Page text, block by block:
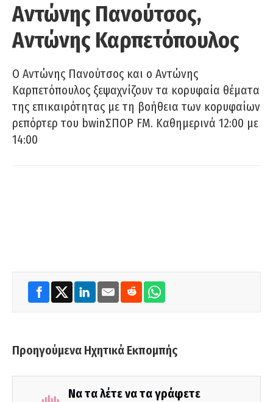
Αντώνης Πανούτσος,
Αντώνης Καρπετόπουλος
Ο Αντώνης Πανούτσος και ο Αντώνης
Καρπετόπουλος ξεψαχνίζουν τα κορυφαία θέματα
της επικαιρότητας με τη βοήθεια των κορυφαίων
ρεπόρτερ του bwinΣΠΟΡ FM. Καθημερινά 12:00 με
14:00
Προηγούμενα Ηχητικά Εκπομπής
Να τα λέτε να τα γράφετε